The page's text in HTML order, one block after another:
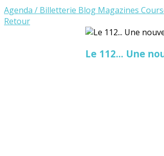
Agenda / Billetterie Blog Magazines
Retour
Le 112... Une